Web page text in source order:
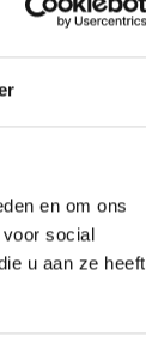
en om ons
social
u aan ze heeft